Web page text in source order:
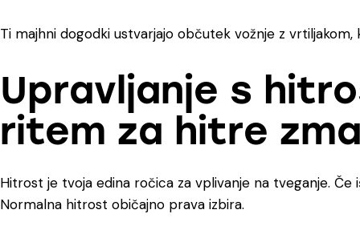
Ti majhni dogodki ustvarjajo občutek vožnje z
Upravljanje s
ritem za hitre
Hitrost je tvoja edina ročica za vplivanje na tveganje.
Normalna hitrost običajno prava izbira.